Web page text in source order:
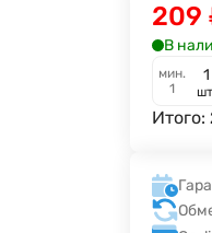
209
В
мин.
1
Итого: